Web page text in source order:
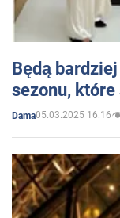
Będą
sezonu,
Dama05.03.2025 16:16